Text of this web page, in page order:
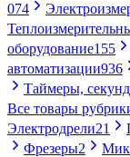
074
оборудование155
автоматизации936
Таймеры,
Все товары
Электродрели21
Фрезеры2